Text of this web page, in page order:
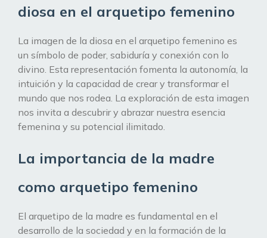
diosa en el arquetipo femenino
La imagen de la diosa en el arquetipo femenino es
un símbolo de poder, sabiduría y conexión con lo
divino. Esta representación fomenta la autonomía, la
intuición y la capacidad de crear y transformar el
mundo que nos rodea. La exploración de esta imagen
nos invita a descubrir y abrazar nuestra esencia
femenina y su potencial ilimitado.
La importancia de la madre
como arquetipo femenino
El arquetipo de la madre es fundamental en el
desarrollo de la sociedad y en la formación de la